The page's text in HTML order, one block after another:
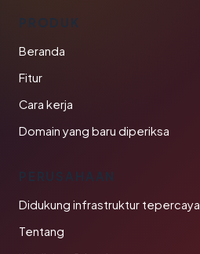
PRODUK
Beranda
Fitur
Cara kerja
Domain yang baru diperiksa
PERUSAHAAN
Didukung infrastruktur tepercaya
Tentang